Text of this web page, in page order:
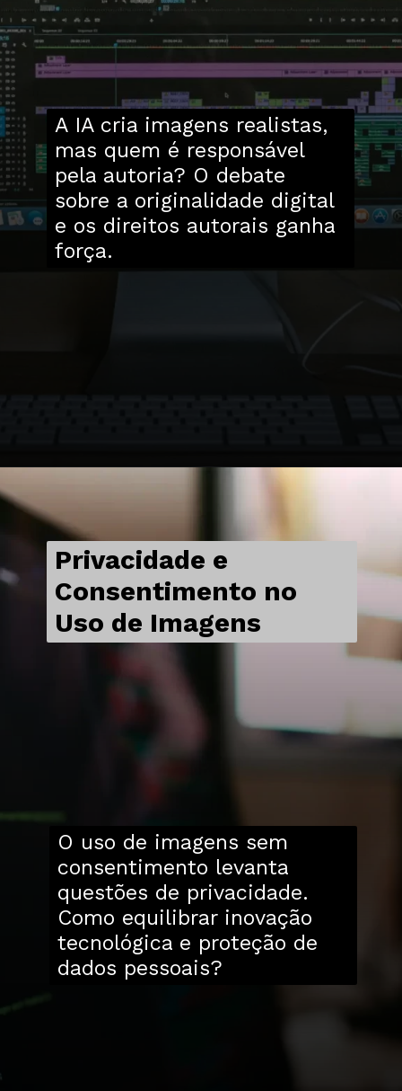
A IA cria imagens realistas,
mas quem é responsável
pela autoria? O debate
sobre a originalidade digital
e os direitos autorais ganha
força.
Privacidade e
Consentimento no
Uso de Imagens
O uso de imagens sem
consentimento levanta
questões de privacidade.
Como equilibrar inovação
tecnológica e proteção de
dados pessoais?